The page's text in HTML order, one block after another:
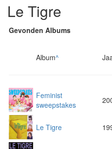
Le Tigre
Gevonden Albums
Album^
Feminist
sweepstakes
Le Tigre